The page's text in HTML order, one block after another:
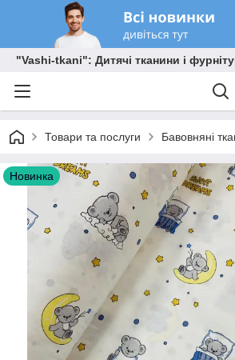
"Vashi-tkani": Дитячі тканини і
Товари та послуги Бавовняні
Новинка